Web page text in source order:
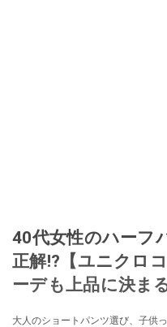
40代女性のハーフ
正解!?【ユニクロ
ーデも上品に決ま
大人のショートパンツ選び、子供